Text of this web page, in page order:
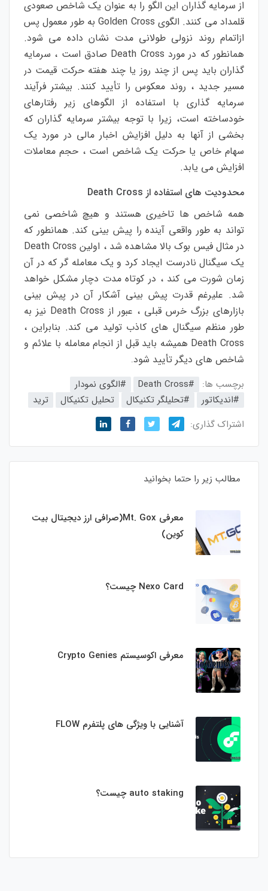
از سرمایه گذاران این الگو را به عنوان یک شاخص صعودی
قلمداد می کنند. الگویGolden Cross به طور معمول پس
ازاتمام روند نزولی طولانی مدت نشان داده می شود.
همانطور که در موردDeath Cross صادق است ، سرمایه
گذاران باید پس از چند روز یا چند هفته حرکت قیمت در
مسیر جدید ، روند معکوس را تأیید کنند. بیشتر فرآیند
سرمایه گذاری با استفاده از الگوهای زیر رفتارهای
خودساخته است، زیرا با توجه بیشتر سرمایه گذاران که
بخشی از آنها به دلیل افزایش اخبار مالی در مورد یک
سهام خاص یا حرکت یک شاخص است ، حجم معاملات
افزایش می یابد.
محدودیت های استفاده از
همه شاخص ها تاخیری هستند و هیچ شاخصی نمی
تواند به طور واقعی آینده را پیش بینی کند. همانطور که
در مثال فیس بوک بالا مشاهده شد ، اولینDeath Cross
یک سیگنال نادرست ایجاد کرد و یک معامله گر که در آن
زمان شورت می کند ، در کوتاه مدت دچار مشکل خواهد
شد. علیرغم قدرت پیش بینی آشکار آن در پیش بینی
بازارهای بزرگ خرس قبلی ، عبور از نیز به
طور منظم سیگنال های کاذب تولیدمی کند. بنابراین ،
Death Cross همیشه باید قبل از انجام معامله با علائم و
شاخص های دیگر تأیید شود.
برچسب ها: #Death Cross
#الگوی نمودار
#اندیکاتور
#تحلیلگر تکنیکال تحلیل تکنیکال
ترید
اشتراک گذاری:
مطالب زیر را حتما بخوانید
معرفی Mt. Gox(صرافی ارز دیجیتال بیت
کوین)
Nexo Card چیست؟
معرفی اکوسیستم Crypto Genies
آشنایی با ویژگی های پلتفرم FLOW
auto staking چیست؟